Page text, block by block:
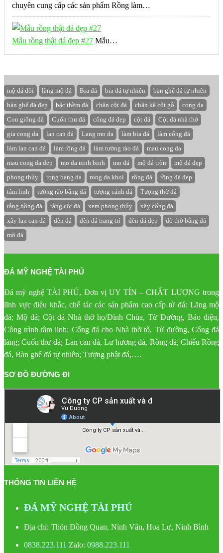
chuyên cung cấp các sản phẩm Rồng làm…
Mẫu rồng thật đá đẹp #27 Mẫu…
mộ đá đôi lăng mộ đá Bia đá bia đá tự nhiên
bàn ghế đá tự nhiên
bàn ghế đá đẹp
bậc thềm đá chân cột đá chân kê cột gỗ
cong da
Con giống đá
Cuốn thư đá cổng đá đẹp cột đá
Cột đá nhà thờ
gia cong da
lan can đá Lang mo da làm bia đá
làm cổng đá
làm lan can đá
làm rồng đá làm tường rào đá
mau cong da
mau cong da dep
mo da ninh binh mo đá mộ đá tròn
mộ đá đẹp
phong thủy
rong bang da rong da khoi rồng đá
rồng đá đẹp
tâm linh
tường rào bằng đá tượng cảnh đá
Tượng thờ đá
tảng bồng đá
tảng cột đá xem phong thủy
xây cổng đá
xây lan can đá
đèn đá đèn đá trang trí đèn đá đẹp
đồ thờ bằng đá
mộ đá
ĐÁ MỸ NGHỆ TÀI PHÚ
Đá mỹ nghệ TÀI PHÚ, Đơn vị UY TÍN – CHẤT LƯỢNG trong
lĩnh vực điêu khắc, chế tác các sản phẩm cao cấp từ đá: Lăng mộ
đá; Mộ đá; Cột đá Nhà thờ họ/Đình Chùa, Từ Đường, Bảo điện,
Công trình tâm linh; Cổng đá cho Nhà thờ tổ, Từ đường, Cổng đá
làng; Cuốn thư đá; Lan can đá, Lư hương đá, Rồng đá, Chiếu Rồng
đá, Bàn ghế đá tự nhiên; Tượng phật đá,….
SƠ ĐỒ ĐƯỜNG ĐI
THÔNG TIN LIÊN HỆ
ĐÁ MỸ NGHỆ TÀI PHÚ
Địa chỉ: Thôn Đồng Quan, Ninh Vân, Hoa Lư, Ninh Bình
0838.223.111 Zalo: 0988.223.111